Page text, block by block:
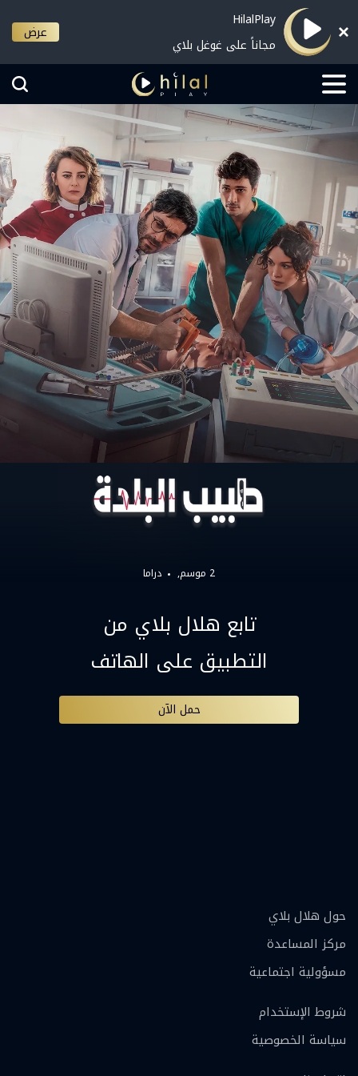
HilalPlay
مجاناً على غوغل بلاي
عرض
2 موسم, دراما
تابع هلال بلاي من
التطبيق على الهاتف
حمل الآن
حول هلال بلاي
مركز المساعدة
مسؤولية اجتماعية
شروط الإستخدام
سياسة الخصوصية